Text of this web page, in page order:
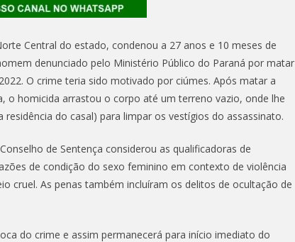
Central do estado, condenou a 27 anos e 10 meses de
denunciado pelo Ministério Público do Paraná por matar
O crime teria sido motivado por ciúmes. Após matar a
o homicida arrastou o corpo até um terreno vazio, onde lhe
do casal) para limpar os vestígios do assassinato.
de Sentença considerou as qualificadoras de
de condição do sexo feminino em contexto de violência
cruel. As penas também incluíram os delitos de ocultação de
do crime e assim permanecerá para início imediato do